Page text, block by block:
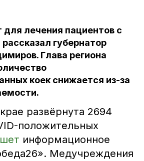
лечения пациентов с
губернатор
Глава региона
коек снижается из-за
развёрнута 2694
положительных
информационное
Медучреждения